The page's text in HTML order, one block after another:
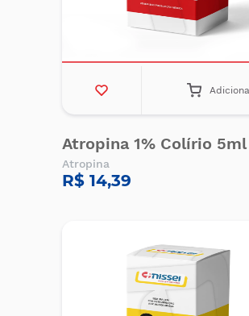
Atropina 1% Colírio 5ml
Atropina
R$ 14,39